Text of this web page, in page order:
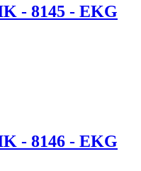
- 8145 - EKG
- 8146 - EKG